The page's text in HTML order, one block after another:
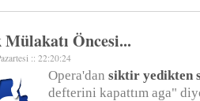
Mülakatı Öncesi...
:: 22:20:24
Opera'dan siktir yedikten
defterini kapattım aga"